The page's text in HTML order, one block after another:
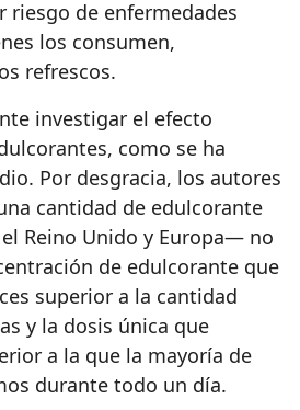
riesgo de enfermedades
los consumen,
refrescos.
investigar el efecto
como se ha
Por desgracia, los autores
cantidad de edulcorante
Reino Unido y Europa— no
de edulcorante que
superior a la cantidad
y la dosis única que
a la que la mayoría de
durante todo un día.